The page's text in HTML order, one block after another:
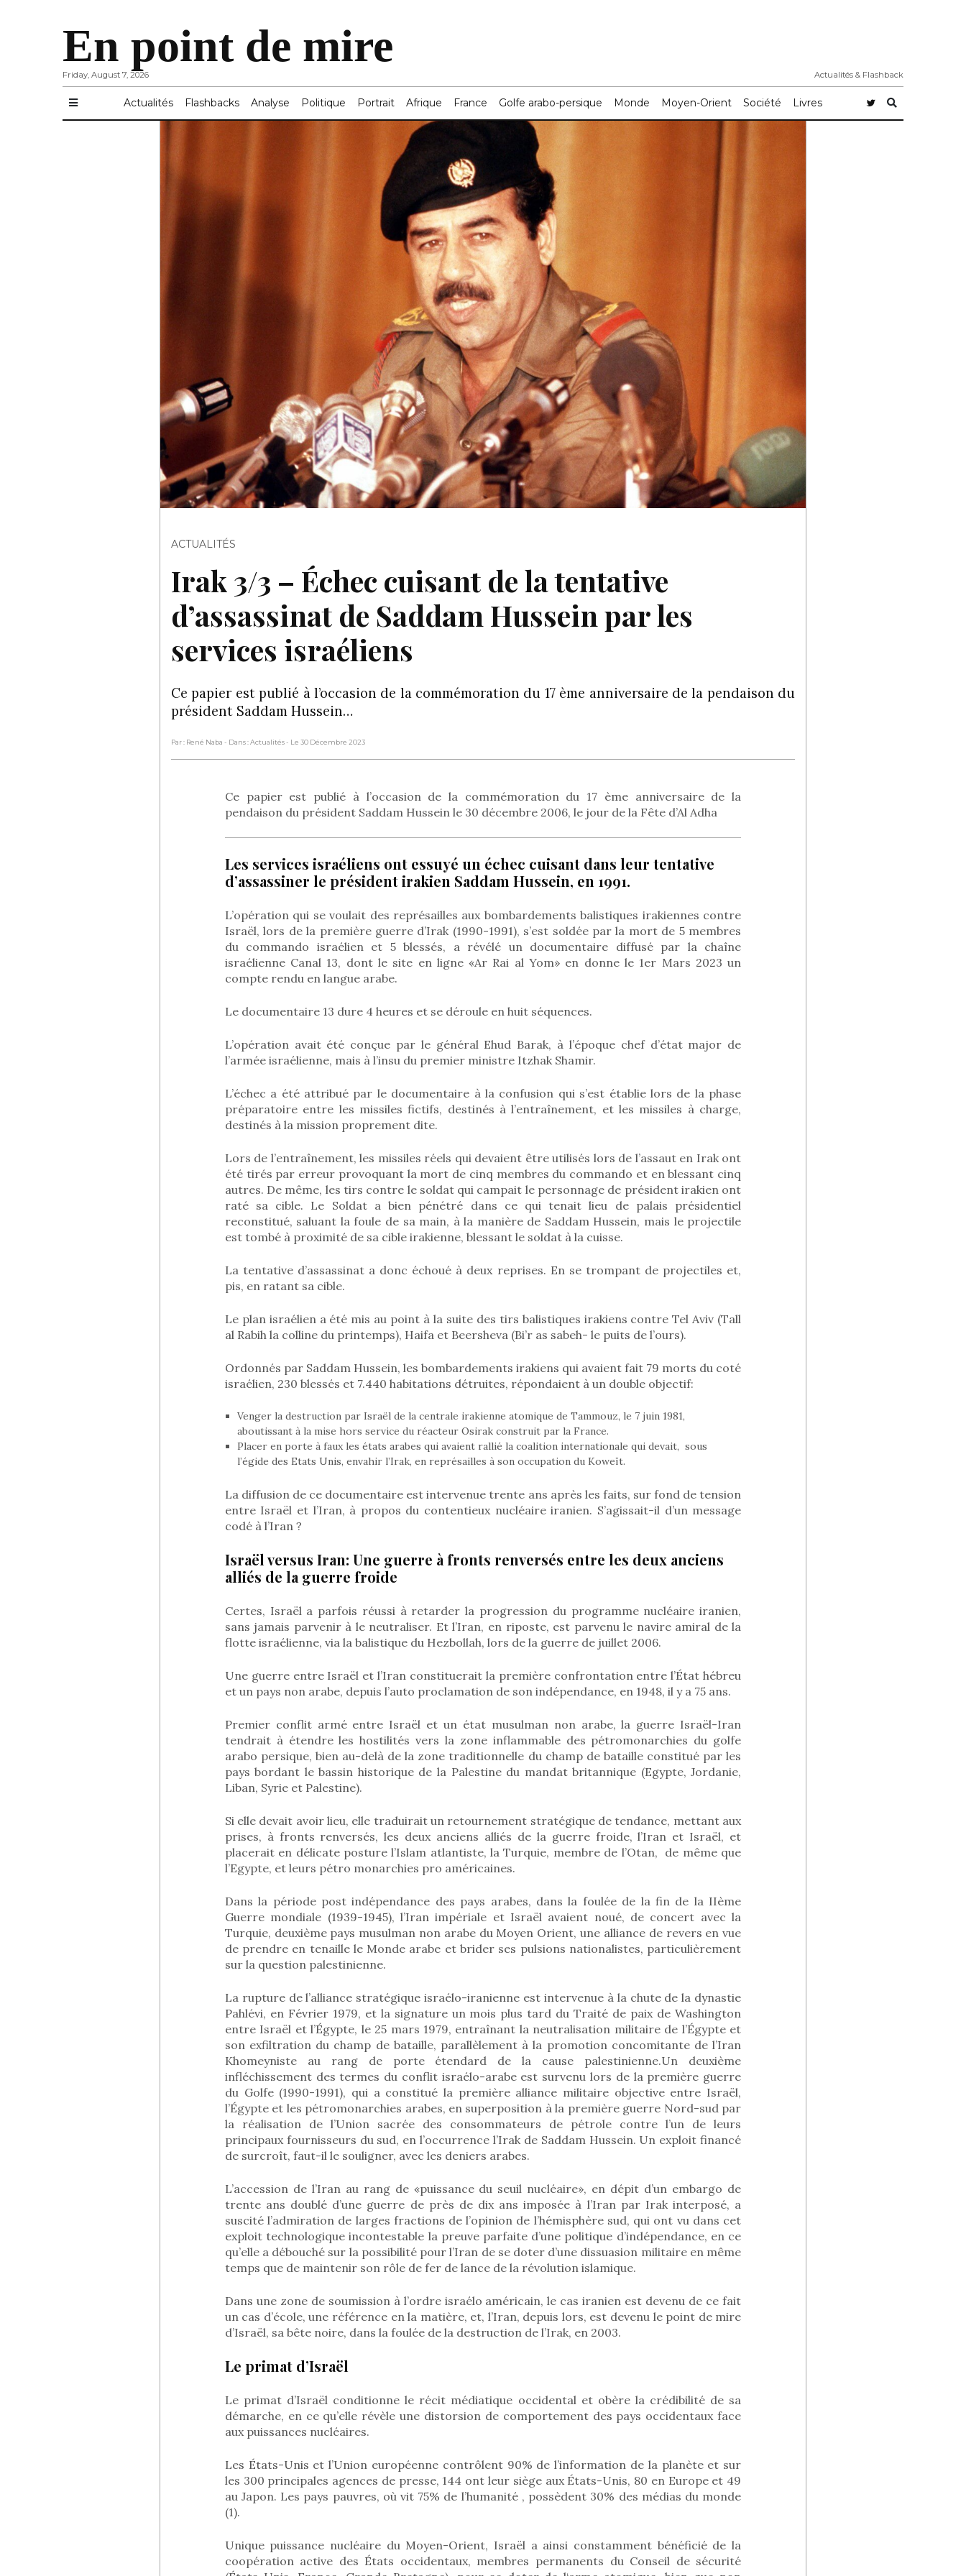
Friday, August 7, 2026
En point de mire
Actualités & Flashback
Actualités Flashbacks Analyse Politique Portrait Afrique France Golfe arabo-persique Monde Moyen-Orient Société Livres
ACTUALITÉS
Irak 3/3 – Échec cuisant de la tentative
d’assassinat de Saddam Hussein par les
services israéliens
Ce papier est publié à l’occasion de la commémoration du 17 ème anniversaire de la pendaison du
président Saddam Hussein…
Par : René Naba - Dans : Actualités- Le 30 Décembre 2023
Ce papier est publié à l’occasion de la commémoration du 17 ème anniversaire de la
pendaison du président Saddam Hussein le 30 décembre 2006, le jour de la Fête d’Al Adha
Les services israéliens ont essuyé un échec cuisant dans leur tentative
d’assassiner le président irakien Saddam Hussein, en 1991.
L’opération qui se voulait des représailles aux bombardements balistiques irakiennes contre
Israël, lors de la première guerre d’Irak (1990-1991), s’est soldée par la mort de 5 membres
du commando israélien et 5 blessés, a révélé un documentaire diffusé par la chaîne
israélienne Canal 13, dont le site en ligne «Ar Rai al Yom» en donne le 1er Mars 2023 un
compte rendu en langue arabe.
Le documentaire 13 dure 4 heures et se déroule en huit séquences.
L’opération avait été conçue par le général Ehud Barak, à l’époque chef d’état major de
l’armée israélienne, mais à l’insu du premier ministre Itzhak Shamir.
L’échec a été attribué par le documentaire à la confusion qui s’est établie lors de la phase
préparatoire entre les missiles fictifs, destinés à l’entraînement, et les missiles à charge,
destinés à la mission proprement dite.
Lors de l’entraînement, les missiles réels qui devaient être utilisés lors de l’assaut en Irak ont
été tirés par erreur provoquant la mort de cinq membres du commando et en blessant cinq
autres. De même, les tirs contre le soldat qui campait le personnage de président irakien ont
raté sa cible. Le Soldat a bien pénétré dans ce qui tenait lieu de palais présidentiel
reconstitué, saluant la foule de sa main, à la manière de Saddam Hussein, mais le projectile
est tombé à proximité de sa cible irakienne, blessant le soldat à la cuisse.
La tentative d’assassinat a donc échoué à deux reprises. En se trompant de projectiles et,
pis, en ratant sa cible.
Le plan israélien a été mis au point à la suite des tirs balistiques irakiens contre Tel Aviv (Tall
al Rabih la colline du printemps), Haifa et Beersheva (Bi’r as sabeh- le puits de l’ours).
Ordonnés par Saddam Hussein, les bombardements irakiens qui avaient fait 79 morts du coté
israélien, 230 blessés et 7.440 habitations détruites, répondaient à un double objectif:
Venger la destruction par Israël de la centrale irakienne atomique de Tammouz, le 7 juin 1981,
aboutissant à la mise hors service du réacteur Osirak construit par la France.
Placer en porte à faux les états arabes qui avaient rallié la coalition internationale qui devait, sous
l’égide des Etats Unis, envahir l’Irak, en représailles à son occupation du Koweït.
La diffusion de ce documentaire est intervenue trente ans après les faits, sur fond de tension
entre Israël et l’Iran, à propos du contentieux nucléaire iranien. S’agissait-il d’un message
codé à l’Iran ?
Israël versus Iran: Une guerre à fronts renversés entre les deux anciens
alliés de la guerre froide
Certes, Israël a parfois réussi à retarder la progression du programme nucléaire iranien,
sans jamais parvenir à le neutraliser. Et l’Iran, en riposte, est parvenu le navire amiral de la
flotte israélienne, via la balistique du Hezbollah, lors de la guerre de juillet 2006.
Une guerre entre Israël et l’Iran constituerait la première confrontation entre l’État hébreu
et un pays non arabe, depuis l’auto proclamation de son indépendance, en 1948, il y a 75 ans.
Premier conflit armé entre Israël et un état musulman non arabe, la guerre Israël-Iran
tendrait à étendre les hostilités vers la zone inflammable des pétromonarchies du golfe
arabo persique, bien au-delà de la zone traditionnelle du champ de bataille constitué par les
pays bordant le bassin historique de la Palestine du mandat britannique (Egypte, Jordanie,
Liban, Syrie et Palestine).
Si elle devait avoir lieu, elle traduirait un retournement stratégique de tendance, mettant aux
prises, à fronts renversés, les deux anciens alliés de la guerre froide, l’Iran et Israël, et
placerait en délicate posture l’Islam atlantiste, la Turquie, membre de l’Otan, de même que
l’Egypte, et leurs pétro monarchies pro américaines.
Dans la période post indépendance des pays arabes, dans la foulée de la fin de la IIème
Guerre mondiale (1939-1945), l’Iran impériale et Israël avaient noué, de concert avec la
Turquie, deuxième pays musulman non arabe du Moyen Orient, une alliance de revers en vue
de prendre en tenaille le Monde arabe et brider ses pulsions nationalistes, particulièrement
sur la question palestinienne.
La rupture de l’alliance stratégique israélo-iranienne est intervenue à la chute de la dynastie
Pahlévi, en Février 1979, et la signature un mois plus tard du Traité de paix de Washington
entre Israël et l’Égypte, le 25 mars 1979, entraînant la neutralisation militaire de l’Égypte et
son exfiltration du champ de bataille, parallèlement à la promotion concomitante de l’Iran
Khomeyniste au rang de porte étendard de la cause palestinienne.Un deuxième
infléchissement des termes du conflit israélo-arabe est survenu lors de la première guerre
du Golfe (1990-1991), qui a constitué la première alliance militaire objective entre Israël,
l’Égypte et les pétromonarchies arabes, en superposition à la première guerre Nord-sud par
la réalisation de l’Union sacrée des consommateurs de pétrole contre l’un de leurs
principaux fournisseurs du sud, en l’occurrence l’Irak de Saddam Hussein. Un exploit financé
de surcroît, faut-il le souligner, avec les deniers arabes.
L’accession de l’Iran au rang de «puissance du seuil nucléaire», en dépit d’un embargo de
trente ans doublé d’une guerre de près de dix ans imposée à l’Iran par Irak interposé, a
suscité l’admiration de larges fractions de l’opinion de l’hémisphère sud, qui ont vu dans cet
exploit technologique incontestable la preuve parfaite d’une politique d’indépendance, en ce
qu’elle a débouché sur la possibilité pour l’Iran de se doter d’une dissuasion militaire en même
temps que de maintenir son rôle de fer de lance de la révolution islamique.
Dans une zone de soumission à l’ordre israélo américain, le cas iranien est devenu de ce fait
un cas d’école, une référence en la matière, et, l’Iran, depuis lors, est devenu le point de mire
d’Israël, sa bête noire, dans la foulée de la destruction de l’Irak, en 2003.
Le primat d’Israël
Le primat d’Israël conditionne le récit médiatique occidental et obère la crédibilité de sa
démarche, en ce qu’elle révèle une distorsion de comportement des pays occidentaux face
aux puissances nucléaires.
Les États-Unis et l’Union européenne contrôlent 90% de l’information de la planète et sur
les 300 principales agences de presse, 144 ont leur siège aux États-Unis, 80 en Europe et 49
au Japon. Les pays pauvres, où vit 75% de l’humanité , possèdent 30% des médias du monde
(1).
Unique puissance nucléaire du Moyen-Orient, Israël a ainsi constamment bénéficié de la
coopération active des États occidentaux, membres permanents du Conseil de sécurité